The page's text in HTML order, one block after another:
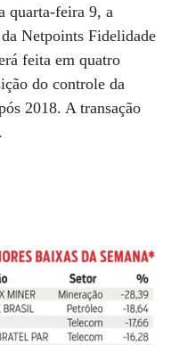
quarta-feira 9, a
Netpoints Fidelidade
feita em quatro
do controle da
2018. A transação